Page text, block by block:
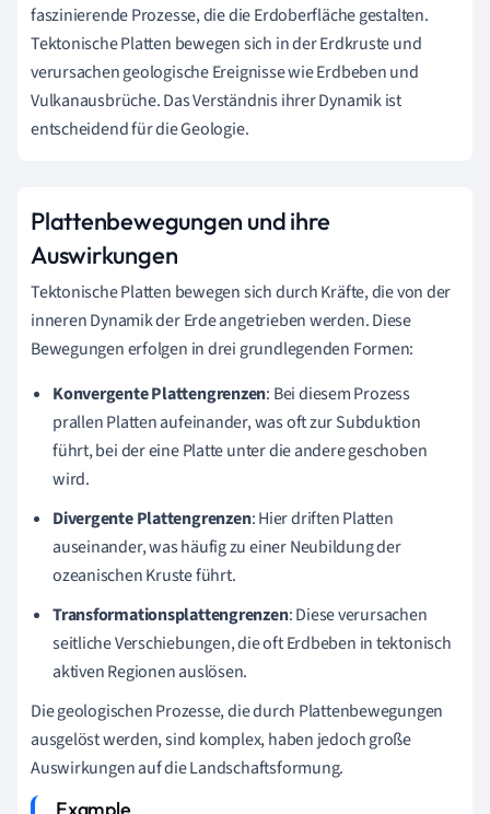
faszinierende Prozesse, die die Erdoberfläche gestalten.
Tektonische Platten bewegen sich in der Erdkruste und
verursachen geologische Ereignisse wie Erdbeben und
Vulkanausbrüche. Das Verständnis ihrer Dynamik ist
entscheidend für die Geologie.
Plattenbewegungen und ihre
Auswirkungen
Tektonische Platten bewegen sich durch Kräfte, die von der
inneren Dynamik der Erde angetrieben werden. Diese
Bewegungen erfolgen in drei grundlegenden Formen:
Konvergente Plattengrenzen: Bei diesem Prozess
prallen Platten aufeinander, was oft zur Subduktion
führt, bei der eine Platte unter die andere geschoben
wird.
Divergente Plattengrenzen: Hier driften Platten
auseinander, was häufig zu einer Neubildung der
ozeanischen Kruste führt.
Transformationsplattengrenzen: Diese verursachen
seitliche Verschiebungen, die oft Erdbeben in tektonisch
aktiven Regionen auslösen.
Die geologischen Prozesse, die durch Plattenbewegungen
ausgelöst werden, sind komplex, haben jedoch große
Auswirkungen auf die Landschaftsformung.